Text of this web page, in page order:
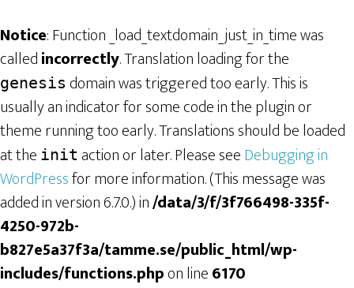
Notice: Function _load_textdomain_just_in_time was
calledincorrectly. Translation loading for the
genesis domain was triggered too early. This is
usually an indicator for some code in the plugin or
theme running too early. Translations should be loaded
at the init action or later. Please seeDebugging in
WordPressfor more information. (This message was
added in version 6.7.0.) in/data/3/f/3f766498-335f-
4250-972b-
b827e5a37f3a/tamme.se/public_html/wp-
includes/functions.phpon line6170